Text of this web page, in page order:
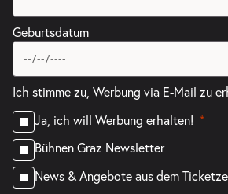
Geburtsdatum
Ich stimme zu, Werbung via E-Mail zu
Ja, ich will Werbung erhalten!
Bühnen Graz Newsletter
News & Angebote aus dem